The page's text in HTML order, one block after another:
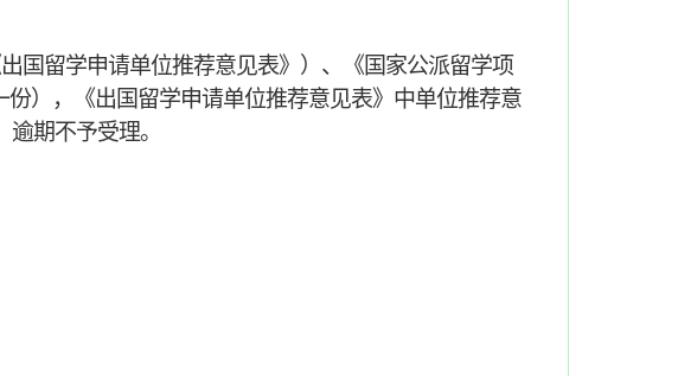
国留学申请单位推荐意见表》）、《国家公派留学项
份），《出国留学申请单位推荐意见表》中单位推荐意
期不予受理。